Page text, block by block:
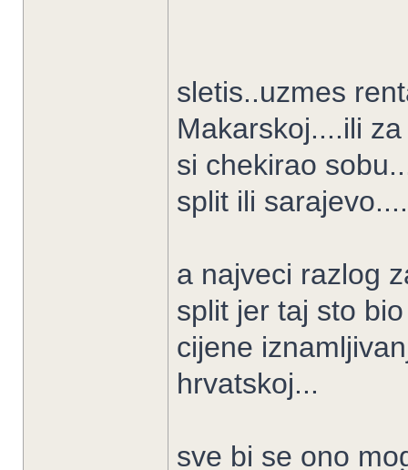
sletis..uzmes
Makarskoj....ili
si chekirao
split ili sarajevo....
a najveci razlog
split jer taj sto
cijene
hrvatskoj...
sve bi se ono